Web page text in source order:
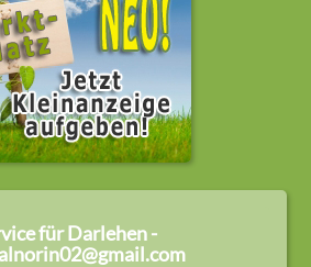
für Darlehen -